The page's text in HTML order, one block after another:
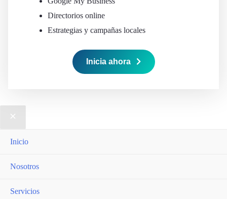
Directorios online
Estrategias y campañas locales
Inicia ahora
Inicio
Nosotros
Servicios